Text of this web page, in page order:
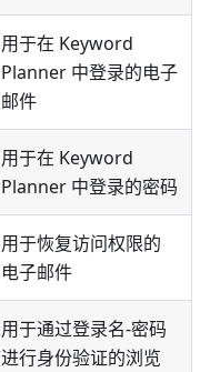
用于在 Keyword
Planner 中登录的电子
邮件
用于在 Keyword
Planner 中登录的密码
用于恢复访问权限的
电子邮件
用于通过登录名-密码
进行身份验证的浏览